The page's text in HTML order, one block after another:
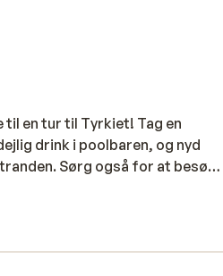
til en tur til Tyrkiet! Tag en
drink i poolbaren, og nyd
Sørg også for at besøge
og smukke